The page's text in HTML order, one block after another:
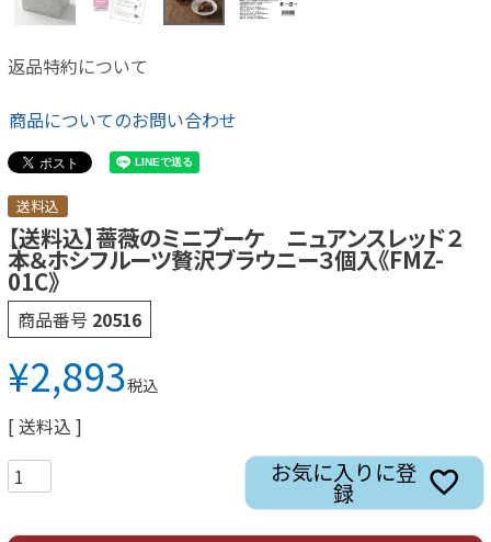
返品特約について
商品についてのお問い合わせ
送料込
【送料込】薔薇のミニブーケ ニュアンスレッド２
本＆ホシフルーツ贅沢ブラウニー３個入《FMZ-
01C》
商品番号 20516
¥2,893税込
送料込
お気に入りに登
録